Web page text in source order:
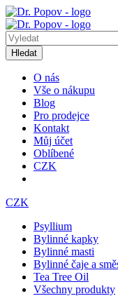
Hledat
O nás
Vše o nákupu
Blog
Pro prodejce
Kontakt
Můj účet
Oblíbené
CZK
CZK
Psyllium
Bylinné kapky
Bylinné masti
Bylinné čaje a
Tea Tree Oil
Všechny produkty